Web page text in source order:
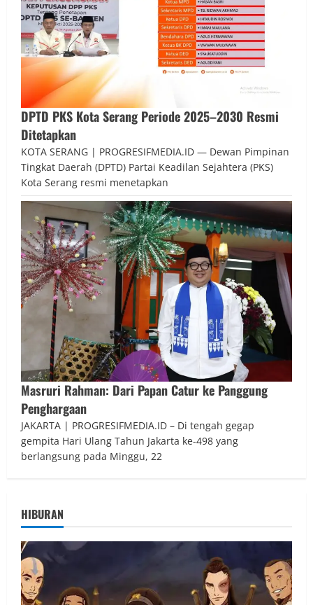
DPTD PKS Kota Serang Periode 2025–2030 Resmi
Ditetapkan
KOTA SERANG | PROGRESIFMEDIA.ID — Dewan Pimpinan
Tingkat Daerah (DPTD) Partai Keadilan Sejahtera (PKS)
Kota Serang resmi menetapkan
Masruri Rahman: Dari Papan Catur ke Panggung
Penghargaan
JAKARTA | PROGRESIFMEDIA.ID – Di tengah gegap
gempita Hari Ulang Tahun Jakarta ke-498 yang
berlangsung pada Minggu, 22
HIBURAN